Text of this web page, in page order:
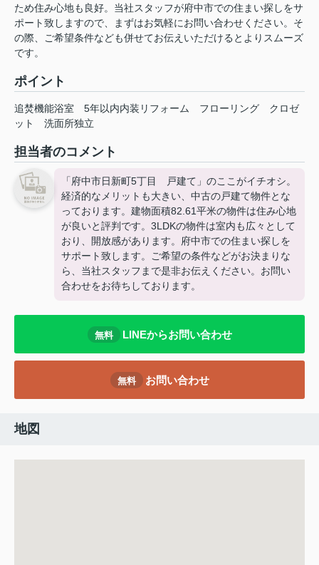
ため住み心地も良好。当社スタッフが府中市での住まい探しをサ
ポート致しますので、まずはお気軽にお問い合わせください。そ
の際、ご希望条件なども併せてお伝えいただけるとよりスムーズ
です。
ポイント
追焚機能浴室 5年以内内装リフォーム フローリング
クロゼ
ット
洗面所独立
担当者のコメント
「府中市日新町5丁目 戸建て」のここがイチオシ。
経済的なメリットも大きい、中古の戸建て物件とな
っております。建物面積82.61平米の物件は住み心地
が良いと評判です。3LDKの物件は室内も広々として
おり、開放感があります。府中市での住まい探しを
サポート致します。ご希望の条件などがお決まりな
ら、当社スタッフまで是非お伝えください。お問い
合わせをお待ちしております。
無料 LINEからお問い合わせ
無料 お問い合わせ
地図